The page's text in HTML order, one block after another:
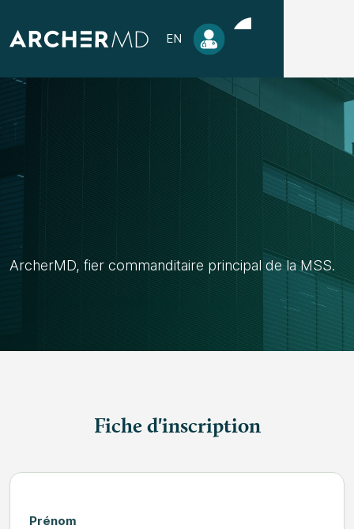
EN
Conférence MED2
McGill - Montréal
ArcherMD, fier commanditaire principal de la MSS.
Fiche d'inscription
Prénom